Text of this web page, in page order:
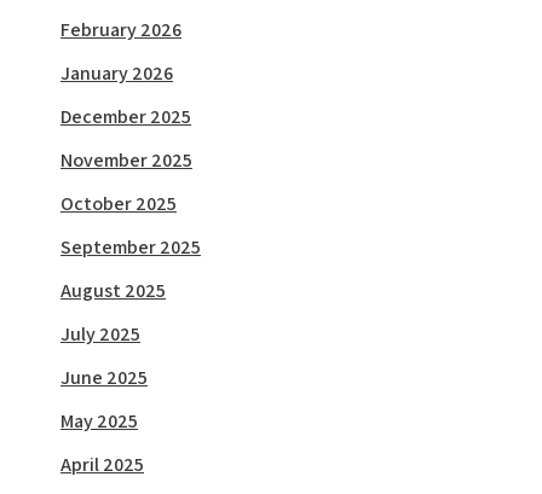
February 2026
January 2026
December 2025
November 2025
October 2025
September 2025
August 2025
July 2025
June 2025
May 2025
April 2025